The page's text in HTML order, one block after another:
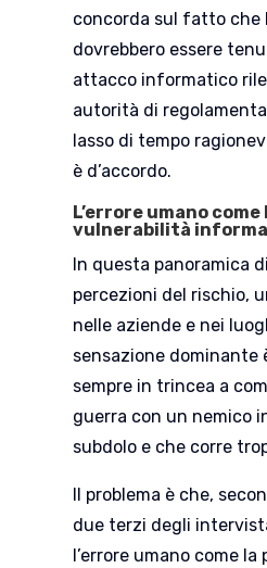
concorda sul fatto che
dovrebbero essere
attacco informatico
autorità di
lasso di tempo
è d’accordo.
L’errore umano
vulnerabilità
In questa panoramica
percezioni del rischio,
nelle aziende e nei
sensazione dominante
sempre in trincea a
guerra con un nemico
subdolo e che corre
Il problema è che,
due terzi degli
l’errore umano come la